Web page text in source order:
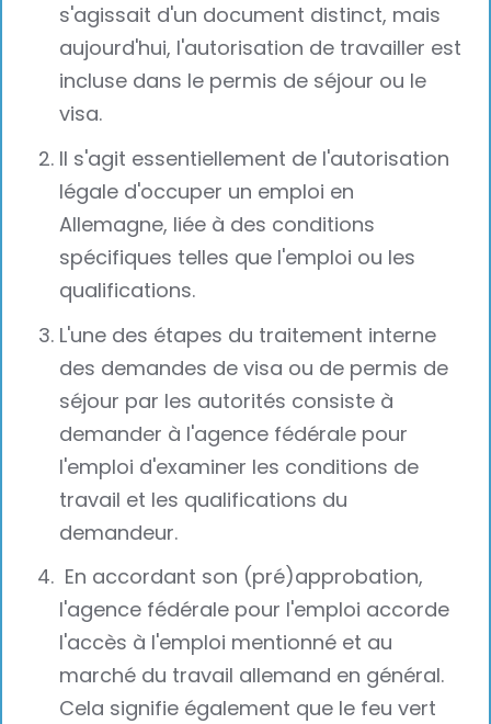
s'agissait d'un document distinct, mais
aujourd'hui, l'autorisation de travailler est
incluse dans le permis de séjour ou le
visa.
Il s'agit essentiellement de l'autorisation
légale d'occuper un emploi en
Allemagne, liée à des conditions
spécifiques telles que l'emploi ou les
qualifications.
L'une des étapes du traitement interne
des demandes de visa ou de permis de
séjour par les autorités consiste à
demander à l'agence fédérale pour
l'emploi d'examiner les conditions de
travail et les qualifications du
demandeur.
En accordant son (pré)approbation,
l'agence fédérale pour l'emploi accorde
l'accès à l'emploi mentionné et au
marché du travail allemand en général.
Cela signifie également que le feu vert